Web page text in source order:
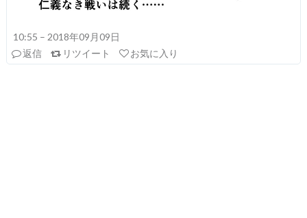
10:55 – 2018年09月09日
返信
リツイート お気に入り